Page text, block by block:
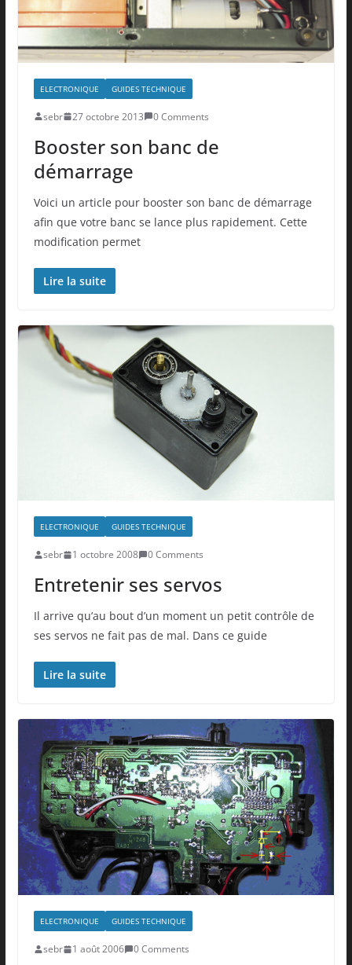
ELECTRONIQUE GUIDES TECHNIQUE
sebr 27 octobre 2013 0 Comments
Booster son banc de
démarrage
Voici un article pour booster son banc de démarrage
afin que votre banc se lance plus rapidement. Cette
modification permet
Lire la suite
ELECTRONIQUE GUIDES TECHNIQUE
sebr 1 octobre 2008 0 Comments
Entretenir ses servos
Il arrive qu’au bout d’un moment un petit contrôle de
ses servos ne fait pas de mal. Dans ce guide
Lire la suite
ELECTRONIQUE GUIDES TECHNIQUE
sebr 1 août 2006 0 Comments